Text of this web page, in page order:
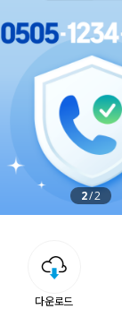
2/2
다운로드